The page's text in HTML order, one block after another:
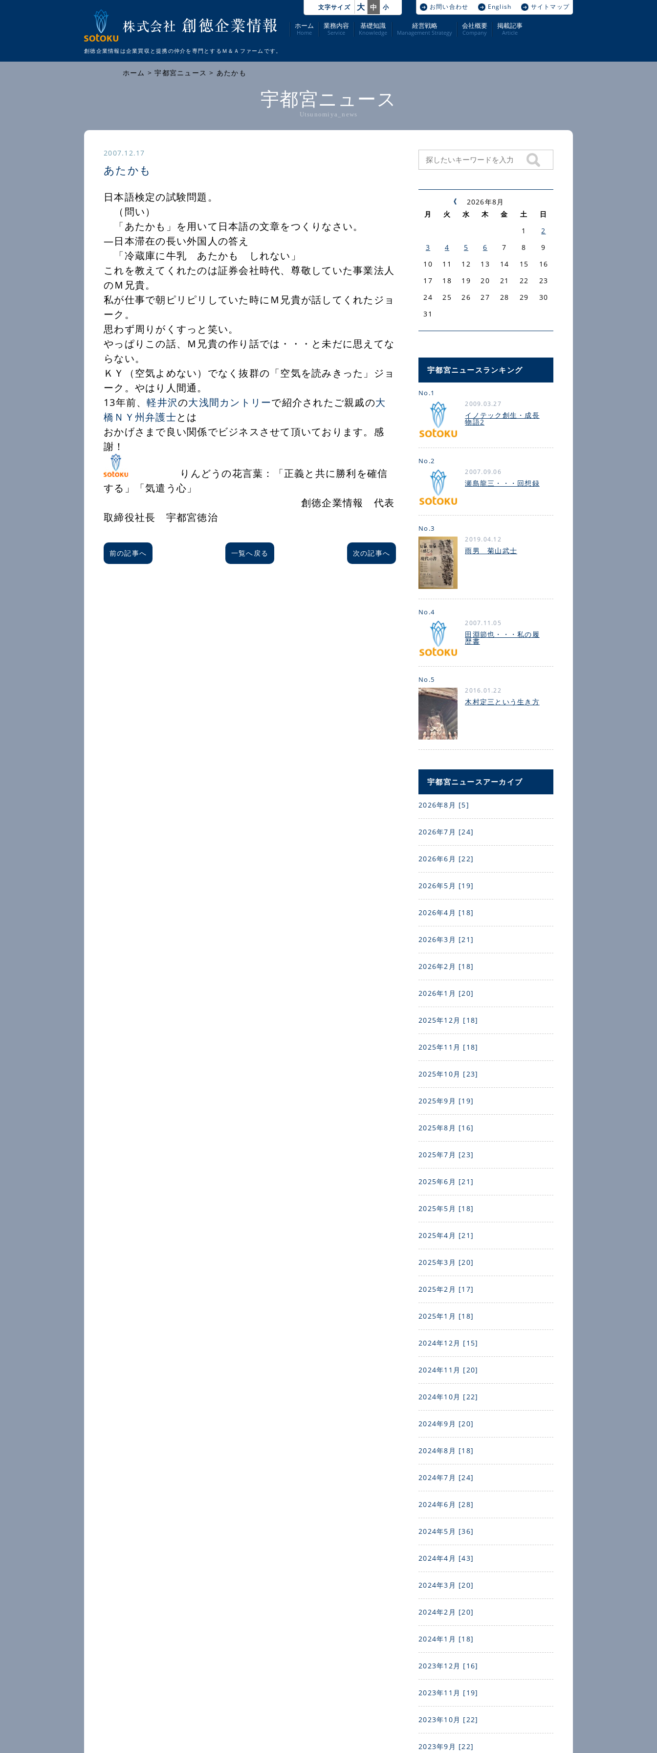
ホーム
Home
業務内容
Service
基礎知識
Knowledge
経営戦略
Management Strategy
会社概要
Company
掲載記事
Article
創徳企業情報は企業買収と提携の仲介を 専門とするＭ＆Ａファームです。
文字サイズ 大 中 小 お問い合わせ English サイトマップ
ホーム >宇都宮ニュース > あたかも
宇都宮ニュース
Utsunomiya_news
2007.12.17
あたかも
日本語検定の試験問題。
（問い）
「あたかも」を用いて日本語の文章をつくりなさい。
―日本滞在の長い外国人の答え
「冷蔵庫に牛乳 あたかも しれない」
これを教えてくれたのは証券会社時代、尊敬していた事業法人
のＭ兄貴。
私が仕事で朝ピリピリしていた時にＭ兄貴が話してくれたジョ
ーク。
思わず周りがくすっと笑い。
やっぱりこの話、Ｍ兄貴の作り話では・・・と未だに思えてな
らない。
ＫＹ（空気よめない）でなく抜群の「空気を読みきった」ジョ
ーク。やはり人間通。
13年前、軽井沢の大浅間カントリーで紹介されたご親戚の大
橋ＮＹ州弁護士とは
おかげさまで良い関係でビジネスさせて頂いております。感
謝！
りんどうの花言葉：「正義と共に勝利を確信
する」「気遣う心」
創徳企業情報 代表
取締役社長 宇都宮徳治
前の記事へ 一覧へ戻る 次の記事へ
2026年8月
月
火 水 木 金 土
日
1
2
3
4 5 6 7 8
9
10
11 12 13 14 15
16
17
18 19 20 21 22
23
24
25 26 27 28 29
30
31
宇都宮ニュースランキング
No.1
2009.03.27
イノテック創生・成長
物語2
No.2
2007.09.06
瀬島龍三・・・回想録
No.3
2019.04.12
雨男 菊山武士
No.4
2007.11.05
田淵節也・・・私の履
歴書
No.5
2016.01.22
木村定三という生き方
宇都宮ニュースアーカイブ
2026年8月 [5]
2026年7月 [24]
2026年6月 [22]
2026年5月 [19]
2026年4月 [18]
2026年3月 [21]
2026年2月 [18]
2026年1月 [20]
2025年12月 [18]
2025年11月 [18]
2025年10月 [23]
2025年9月 [19]
2025年8月 [16]
2025年7月 [23]
2025年6月 [21]
2025年5月 [18]
2025年4月 [21]
2025年3月 [20]
2025年2月 [17]
2025年1月 [18]
2024年12月 [15]
2024年11月 [20]
2024年10月 [22]
2024年9月 [20]
2024年8月 [18]
2024年7月 [24]
2024年6月 [28]
2024年5月 [36]
2024年4月 [43]
2024年3月 [20]
2024年2月 [20]
2024年1月 [18]
2023年12月 [16]
2023年11月 [19]
2023年10月 [22]
2023年9月 [22]